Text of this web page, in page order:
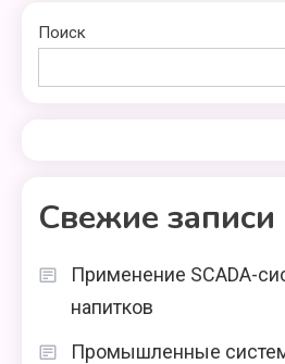
Поиск
Свежие записи
Применение SCADA-
напитков
Промышленные